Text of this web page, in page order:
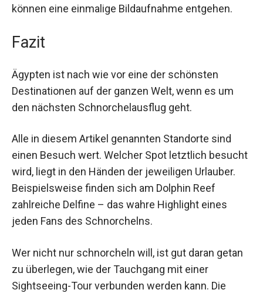
können eine einmalige Bildaufnahme entgehen.
Fazit
Ägypten ist nach wie vor eine der schönsten
Destinationen auf der ganzen Welt, wenn es um
den nächsten Schnorchelausflug geht.
Alle in diesem Artikel genannten Standorte sind
einen Besuch wert. Welcher Spot letztlich besucht
wird, liegt in den Händen der jeweiligen Urlauber.
Beispielsweise finden sich am Dolphin Reef
zahlreiche Delfine – das wahre Highlight eines
jeden Fans des Schnorchelns.
Wer nicht nur schnorcheln will, ist gut daran getan
zu überlegen, wie der Tauchgang mit einer
Sightseeing-Tour verbunden werden kann. Die